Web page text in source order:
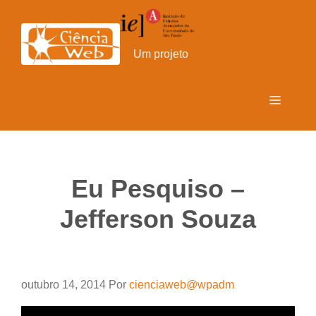
para
conteúdo
Um projeto
Menu
Eu Pesquiso –
Jefferson Souza
outubro 14, 2014 Por cienciaweb@wpadm